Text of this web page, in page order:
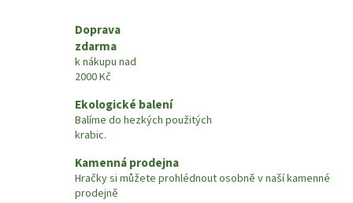
p
k
y
Doprava
zdarma
k nákupu nad
2000 Kč
Ekologické balení
Balíme do hezkých použitých
krabic.
Kamenná prodejna
Hračky si můžete prohlédnout osobně v naší kamenné
prodejně